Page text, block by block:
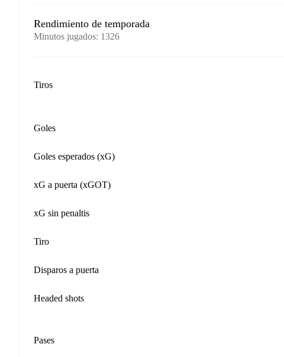
Rendimiento de temporada
Minutos jugados: 1326
Tiros
Goles
Goles esperados (xG)
xG a puerta (xGOT)
xG sin penaltis
Tiro
Disparos a puerta
Headed shots
Pases